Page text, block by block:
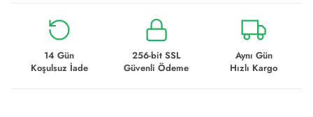
14 Gün
Koşulsuz İade
256-bit SSL
Güvenli Ödeme
Aynı Gün
Hızlı Kargo